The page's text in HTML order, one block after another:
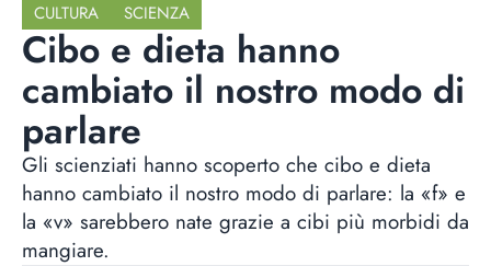
CULTURA SCIENZA
Cibo e dieta hanno
cambiato il nostro modo di
parlare
Gli scienziati hanno scoperto che cibo e dieta
hanno cambiato il nostro modo di parlare: la «f» e
la «v» sarebbero nate grazie a cibi più morbidi da
mangiare.